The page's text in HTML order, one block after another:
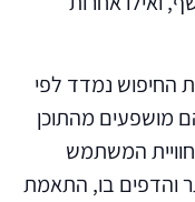
החיפוש נמדד לפי
מושפעים מהתוכן
המשתמש
והדפים בו, התאמת